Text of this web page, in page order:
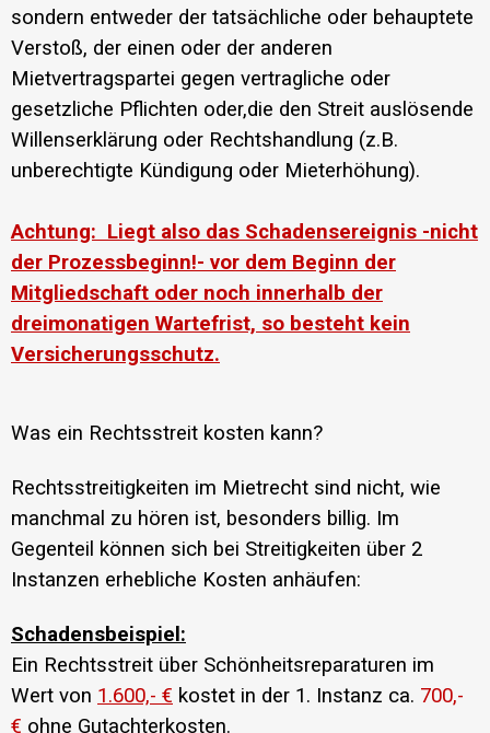
sondern entweder der tatsächliche oder behauptete
Verstoß, der einen oder der anderen
Mietvertragspartei gegen vertragliche oder
gesetzliche Pflichten oder,die den Streit auslösende
Willenserklärung oder Rechtshandlung (z.B.
unberechtigte Kündigung oder Mieterhöhung).
Achtung: Liegt also das Schadensereignis -nicht
der Prozessbeginn!- vor dem Beginn der
Mitgliedschaft oder noch innerhalb der
dreimonatigen Wartefrist, so besteht kein
Versicherungsschutz.
Was ein Rechtsstreit kosten kann?
Rechtsstreitigkeiten im Mietrecht sind nicht, wie
manchmal zu hören ist, besonders billig. Im
Gegenteil können sich bei Streitigkeiten über 2
Instanzen erhebliche Kosten anhäufen:
Schadensbeispiel:
Ein Rechtsstreit über Schönheitsreparaturen im
Wert von 1.600,- € kostet in der 1. Instanz ca. 700,-
€ ohne Gutachterkosten.